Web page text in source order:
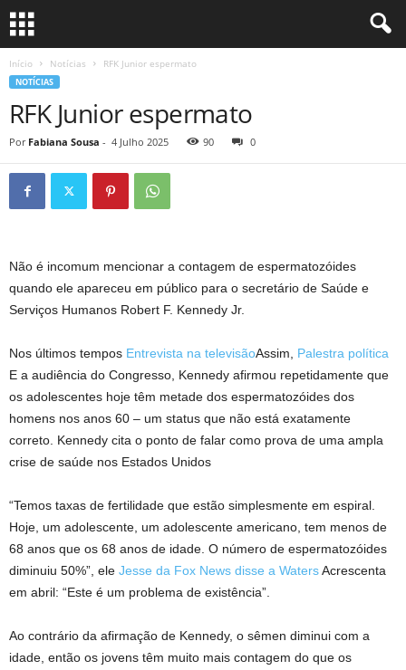
Início Notícias RFK Junior espermato
NOTÍCIAS
RFK Junior espermato
Por Fabiana Sousa - 4 Julho 2025 90 0
Não é incomum mencionar a contagem de espermatozóides
quando ele apareceu em público para o secretário de Saúde e
Serviços Humanos Robert F. Kennedy Jr.
Nos últimos tempos Entrevista na televisãoAssim, Palestra política
E a audiência do Congresso, Kennedy afirmou repetidamente que
os adolescentes hoje têm metade dos espermatozóides dos
homens nos anos 60 – um status que não está exatamente
correto. Kennedy cita o ponto de falar como prova de uma ampla
crise de saúde nos Estados Unidos
“Temos taxas de fertilidade que estão simplesmente em espiral.
Hoje, um adolescente, um adolescente americano, tem menos de
68 anos que os 68 anos de idade. O número de espermatozóides
diminuiu 50%”, ele Jesse da Fox News disse a WatersAcrescenta
em abril: “Este é um problema de existência”.
Ao contrário da afirmação de Kennedy, o sêmen diminui com a
idade, então os jovens têm muito mais contagem do que os